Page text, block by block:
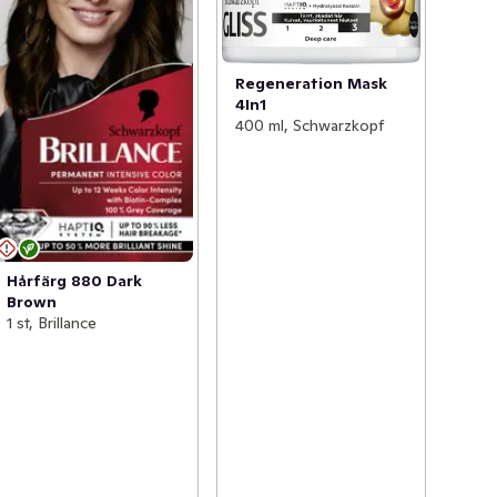
Hårfärg 880 Dark
Brown
1 st, Brillance
Regeneration Mask
4In1
400 ml, Schwarzkopf